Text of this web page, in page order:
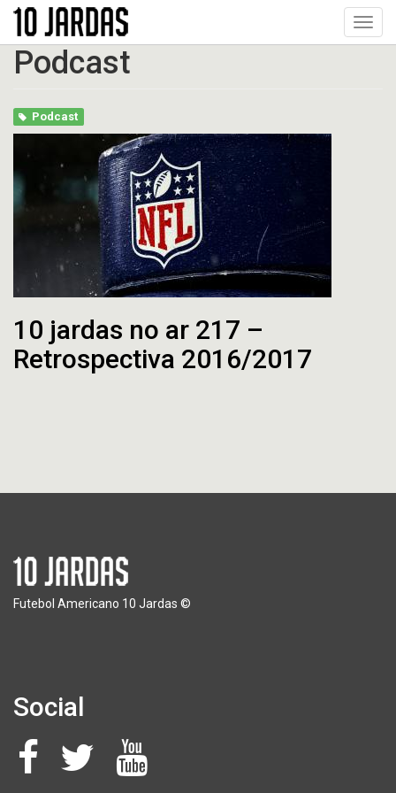
Pular
o
conteúdo
Podcast
Podcast
10 jardas no ar 217 –
Retrospectiva 2016/2017
Futebol Americano 10 Jardas ©
Social